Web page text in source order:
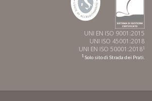
UNI EN ISO 9001:2015
UNI ISO 45001:2018
UNI EN ISO 50001:20181
1 Solo sito di Strada dei Prati.